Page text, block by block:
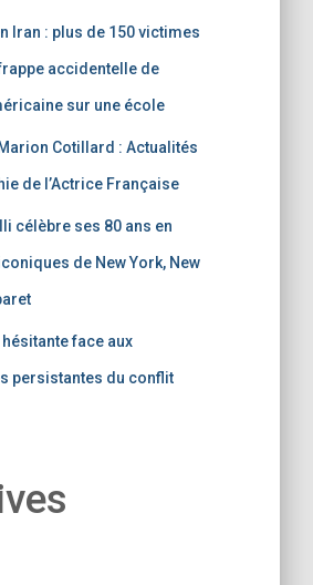
Iran : plus de 150 victimes
accidentelle de
sur une école
Cotillard : Actualités
de l’Actrice Française
célèbre ses 80 ans en
de New York, New
face aux
persistantes du conflit